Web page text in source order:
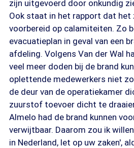
zijn uitgevoerd door onkundig
Ook staat in het rapport dat het
voorbereid op calamiteiten. Zo
evacuatieplan in geval van een
afdeling. Volgens Van der Wal
veel meer doden bij de brand
oplettende medewerkers niet
de deur van de operatiekamer
zuurstof toevoer dicht te
Almelo had de brand kunnen
verwijtbaar. Daarom zou ik
in Nederland, let op uw zaken',